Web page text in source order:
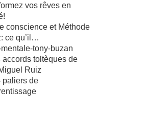
vos rêves en
conscience et Méthode
ce qu’il…
tony-buzan
accords toltèques de
Ruiz
paliers de